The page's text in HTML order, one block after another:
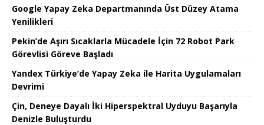
Google Yapay Zeka Departmanında Üst Düzey Atama
Yenilikleri
Pekin’de Aşırı Sıcaklarla Mücadele İçin 72 Robot Park
Görevlisi Göreve Başladı
Yandex Türkiye’de Yapay Zeka ile Harita Uygulamaları
Devrimi
Çin, Deneye Dayalı İki Hiperspektral Uyduyu Başarıyla
Denizle Buluşturdu